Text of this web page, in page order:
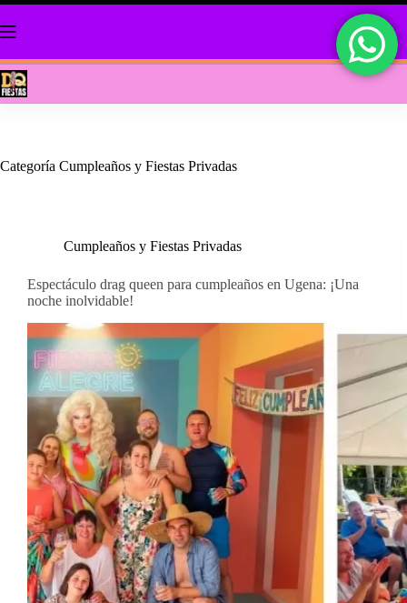
Saltar
al
contenido
Categoría Cumpleaños y Fiestas Privadas
Cumpleaños y Fiestas Privadas
Espectáculo drag queen para cumpleaños en Ugena: ¡Una
noche inolvidable!